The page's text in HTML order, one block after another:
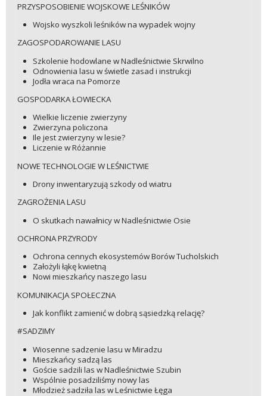
PRZYSPOSOBIENIE WOJSKOWE LEŚNIKÓW
Wojsko wyszkoli leśników na wypadek wojny
ZAGOSPODAROWANIE LASU
Szkolenie hodowlane w Nadleśnictwie Skrwilno
Odnowienia lasu w świetle zasad i instrukcji
Jodła wraca na Pomorze
GOSPODARKA ŁOWIECKA
Wielkie liczenie zwierzyny
Zwierzyna policzona
Ile jest zwierzyny w lesie?
Liczenie w Różannie
NOWE TECHNOLOGIE W LEŚNICTWIE
Drony inwentaryzują szkody od wiatru
ZAGROŻENIA LASU
O skutkach nawałnicy w Nadleśnictwie Osie
OCHRONA PRZYRODY
Ochrona cennych ekosystemów Borów Tucholskich
Założyli łąkę kwietną
Nowi mieszkańcy naszego lasu
KOMUNIKACJA SPOŁECZNA
Jak konflikt zamienić w dobrą sąsiedzką relację?
#SADZIMY
Wiosenne sadzenie lasu w Miradzu
Mieszkańcy sadzą las
Goście sadzili las w Nadleśnictwie Szubin
Wspólnie posadziliśmy nowy las
Młodzież sadziła las w Leśnictwie Łęga